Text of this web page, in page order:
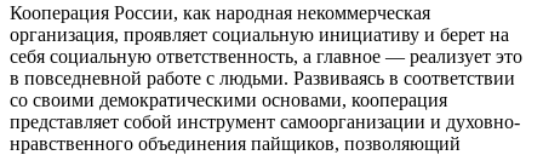
Кооперация России, как народная некоммерческая
организация, проявляет социальную инициативу и берет на
себя социальную ответственность, а главное — реализует это
в повседневной работе с людьми. Развиваясь в соответствии
со своими демократическими основами, кооперация
представляет собой инструмент самоорганизации и духовно-
нравственного объединения пайщиков, позволяющий